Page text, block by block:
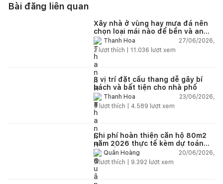
Bài đăng liên quan
Xây nhà ở vùng hay mưa đá nên
chọn loại mái nào để bền và an
toàn?Thanh Hoa
27/06/2026,
2 lượt thích | 11.036 lượt xem
3 vị trí đặt cầu thang dễ gây bí
bách và bất tiện cho nhà phố
Thanh Hoa
23/06/2026,
5 lượt thích | 4.589 lượt xem
Chi phí hoàn thiện căn hộ 80m2
năm 2026 thực tế kèm dự toán
chi tiết từng hạng mục
Quân Hoàng
20/06/2026,
9lượt thích | 9.392 lượt xem